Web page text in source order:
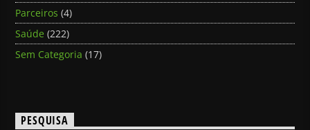
Parceiros (4)
Saúde (222)
Sem Categoria (17)
PESQUISA